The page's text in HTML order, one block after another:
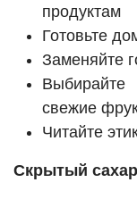
продуктам
Готовьте
Заменяйте
Выбирайте
свежие
Читайте
Скрытый